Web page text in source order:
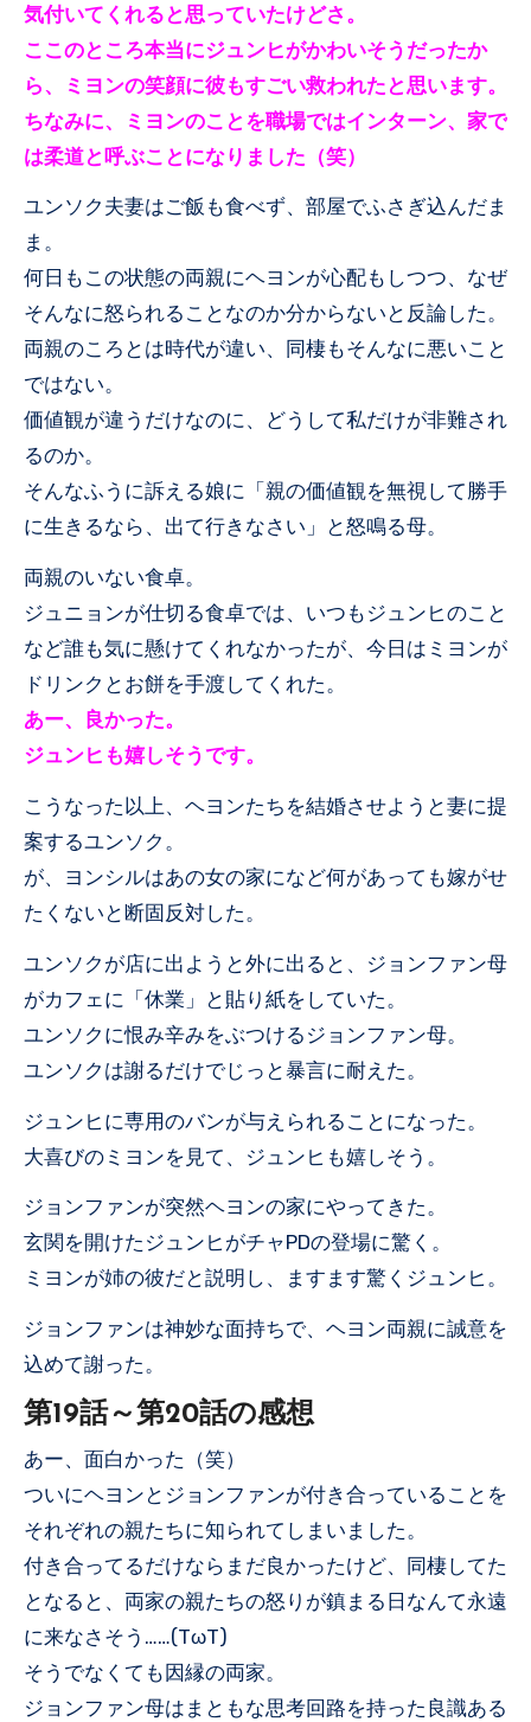
気付いてくれると思っていたけどさ。
ここのところ本当にジュンヒがかわいそうだったか
ら、ミヨンの笑顔に彼もすごい救われたと思います。
ちなみに、ミヨンのことを職場ではインターン、家で
は柔道と呼ぶことになりました（笑）
ユンソク夫妻はご飯も食べず、部屋でふさぎ込んだま
ま。
何日もこの状態の両親にヘヨンが心配もしつつ、なぜ
そんなに怒られることなのか分からないと反論した。
両親のころとは時代が違い、同棲もそんなに悪いこと
ではない。
価値観が違うだけなのに、どうして私だけが非難され
るのか。
そんなふうに訴える娘に「親の価値観を無視して勝手
に生きるなら、出て行きなさい」と怒鳴る母。
両親のいない食卓。
ジュニョンが仕切る食卓では、いつもジュンヒのこと
など誰も気に懸けてくれなかったが、今日はミヨンが
ドリンクとお餅を手渡してくれた。
あー、良かった。
ジュンヒも嬉しそうです。
こうなった以上、ヘヨンたちを結婚させようと妻に提
案するユンソク。
が、ヨンシルはあの女の家になど何があっても嫁がせ
たくないと断固反対した。
ユンソクが店に出ようと外に出ると、ジョンファン母
がカフェに「休業」と貼り紙をしていた。
ユンソクに恨み辛みをぶつけるジョンファン母。
ユンソクは謝るだけでじっと暴言に耐えた。
ジュンヒに専用のバンが与えられることになった。
大喜びのミヨンを見て、ジュンヒも嬉しそう。
ジョンファンが突然ヘヨンの家にやってきた。
玄関を開けたジュンヒがチャPDの登場に驚く。
ミヨンが姉の彼だと説明し、ますます驚くジュンヒ。
ジョンファンは神妙な面持ちで、ヘヨン両親に誠意を
込めて謝った。
第19話～第20話の感想
あー、面白かった（笑）
ついにヘヨンとジョンファンが付き合っていることを
それぞれの親たちに知られてしまいました。
付き合ってるだけならまだ良かったけど、同棲してた
となると、両家の親たちの怒りが鎮まる日なんて永遠
に来なさそう……(TωT)
そうでなくても因縁の両家。
ジョンファン母はまともな思考回路を持った良識ある